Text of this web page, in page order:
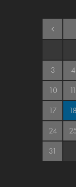
3
4
10
11
17
18
24
31